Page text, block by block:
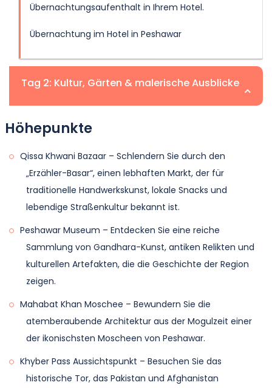
Übernachtungsaufenthalt in Ihrem Hotel.
Übernachtung im Hotel in Peshawar
Tag 2: Kultur, Gärten & malerische Ausblicke
Sie mit einem Besuch des Peshawar Museums, das
eine beeindruckende Sammlung von Gandhara-
Kunst, buddhistischen Skulpturen und antiken
Artefakten beherbergt, die die Geschichte der
Region hervorheben. Als Nächstes entspannen Sie
im Wazir Bagh, einem der ältesten Gärten von
Peshawar, der mit schöner Grünfläche und Brunnen
von Mughal- und Kolonialeinflüssen geprägt ist.
Später genießen Sie eine malerische Fahrt zum
Aussichtspunkt am Khyber Pass, dem historischen
Tor, das Pakistan und Afghanistan verbindet.
Erfahren Sie mehr über seine strategische
Bedeutung und genießen Sie atemberaubende
Höhepunkte
Qissa Khwani Bazaar – Schlendern Sie durch den
„Erzähler-Basar“, einen lebhaften Markt, der für
traditionelle Handwerkskunst, lokale Snacks und
lebendige Straßenkultur bekannt ist.
Peshawar Museum – Entdecken Sie eine reiche
Sammlung von Gandhara-Kunst, antiken Relikten und
kulturellen Artefakten, die die Geschichte der Region
zeigen.
Mahabat Khan Moschee – Bewundern Sie die
atemberaubende Architektur aus der Mogulzeit einer
der ikonischsten Moscheen von Peshawar.
Khyber Pass Aussichtspunkt – Besuchen Sie das
historische Tor, das Pakistan und Afghanistan